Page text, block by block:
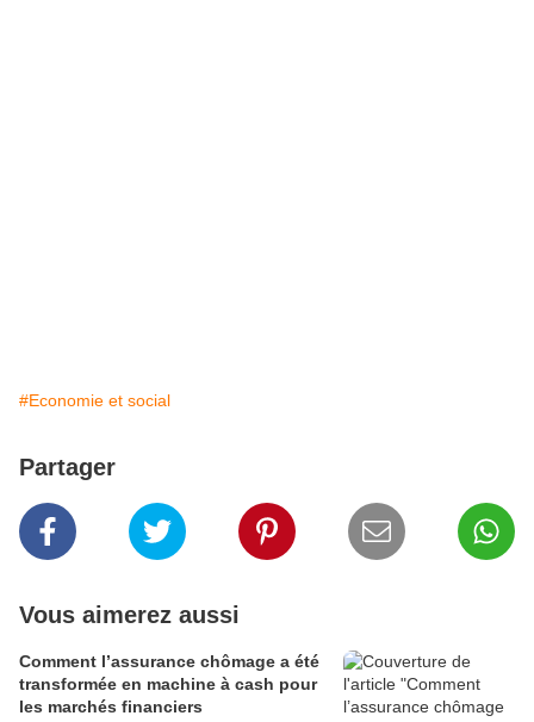
#Economie et social
Partager
Vous aimerez aussi
Comment l’assurance chômage a été
transformée en machine à cash pour
les marchés financiers